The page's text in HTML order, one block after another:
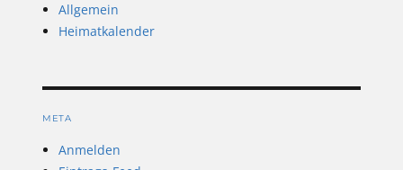
Allgemein
Heimatkalender
META
Anmelden